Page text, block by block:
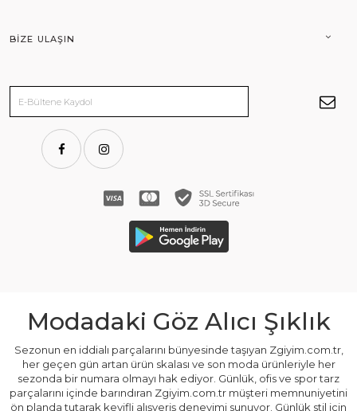
BIZE ULAŞIN
Modadaki Göz Alıcı Şıklık
Sezonun en iddialı parçalarını bünyesinde taşıyan Zgiyim.com.tr,
her geçen gün artan ürün skalası ve son moda ürünleriyle her
sezonda bir numara olmayı hak ediyor. Günlük, ofis ve spor tarz
parçalarını içinde barındıran Zgiyim.com.tr müşteri memnuniyetini
ön planda tutarak keyifli alışveriş deneyimi sunuyor. Günlük stil için